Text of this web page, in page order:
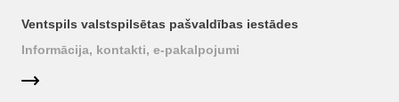
Ventspils valstspilsētas pašvaldības iestādes
Informācija, kontakti, e-pakalpojumi